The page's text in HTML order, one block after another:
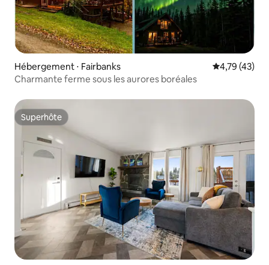
Hébergement ⋅ Fairbanks Évaluation
4,79 (43)
Charmante ferme sous les aurores boréales
Superhôte
Superhôte